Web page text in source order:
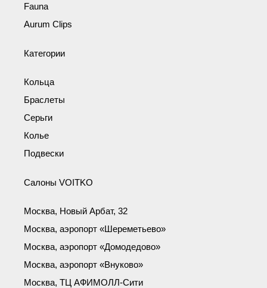
Fauna
Aurum Clips
Категории
Кольца
Браслеты
Серьги
Колье
Подвески
Салоны VOITKO
Москва, Новый Арбат, 32
Москва, аэропорт «Шереметьево»
Москва, аэропорт «Домодедово»
Москва, аэропорт «Внуково»
Москва, ТЦ АФИМОЛЛ-Сити